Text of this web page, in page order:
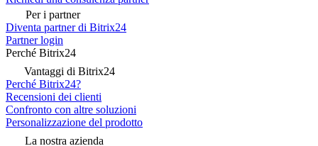
Per i partner
Diventa partner di Bitrix24
Partner login
Perché Bitrix24
Vantaggi di Bitrix24
Perché Bitrix24?
Recensioni dei clienti
Confronto con altre soluzioni
Personalizzazione del prodotto
La nostra azienda